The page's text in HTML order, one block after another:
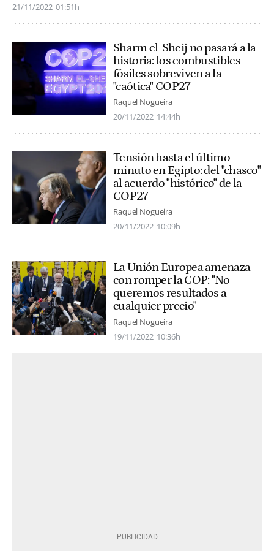
21/11/2022 01:51h
Sharm el-Sheij no pasará a la
historia: los combustibles
fósiles sobreviven a la
"caótica" COP27
Raquel Nogueira
20/11/2022 14:44h
Tensión hasta el último
minuto en Egipto: del "chasco"
al acuerdo "histórico" de la
COP27
Raquel Nogueira
20/11/2022 10:09h
La Unión Europea amenaza
con romper la COP: "No
queremos resultados a
cualquier precio"
Raquel Nogueira
19/11/2022 10:36h